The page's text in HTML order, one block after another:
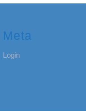
Meta
Login